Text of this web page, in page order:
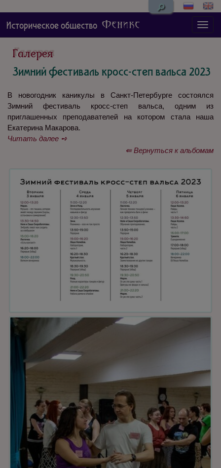
🔎
Историческое общество Феникс
Галерея
Зимний фестиваль кросс-степ вальса 2023
В новогодник каникулы в Санкт-Петербурге состоялся
Зимний фестиваль кросс-степ вальса, одним из
приглашенных преподавателей на котором стала наша
Екатерина Макарова.
Читать далее ➺
⇚ Вернуться к альбомам